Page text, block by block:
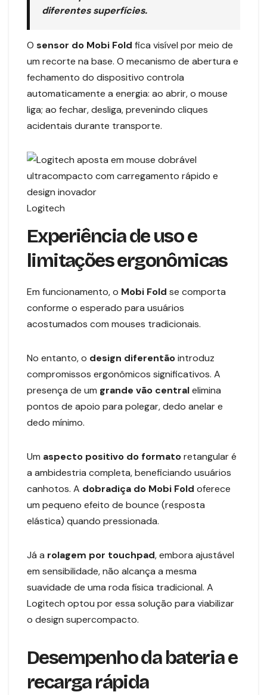
diferentes superfícies.
O sensor do Mobi Fold fica visível por meio de
um recorte na base. O mecanismo de abertura e
fechamento do dispositivo controla
automaticamente a energia: ao abrir, o mouse
liga; ao fechar, desliga, prevenindo cliques
acidentais durante transporte.
Logitech
Experiência de uso e
limitações ergonômicas
Em funcionamento, o Mobi Fold se comporta
conforme o esperado para usuários
acostumados com mouses tradicionais.
No entanto, o design diferentãointroduz
compromissos ergonômicos significativos. A
presença de um grande vão centralelimina
pontos de apoio para polegar, dedo anelar e
dedo mínimo.
Um aspecto positivo do formatoretangular é
a ambidestria completa, beneficiando usuários
canhotos. A dobradiça do Mobi Fold oferece
um pequeno efeito de bounce (resposta
elástica) quando pressionada.
Já a rolagem por touchpad, embora ajustável
em sensibilidade, não alcança a mesma
suavidade de uma roda física tradicional. A
Logitech optou por essa solução para viabilizar
o design supercompacto.
Desempenho da bateria e
recarga rápida